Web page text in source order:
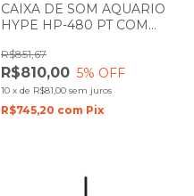
CAIXA DE SOM AQUARIO
HYPE HP-480 PT COM
R$810,00
R$851,67
5% OFF
10 x de R$81,00 sem juros
R$745,20 com Pix